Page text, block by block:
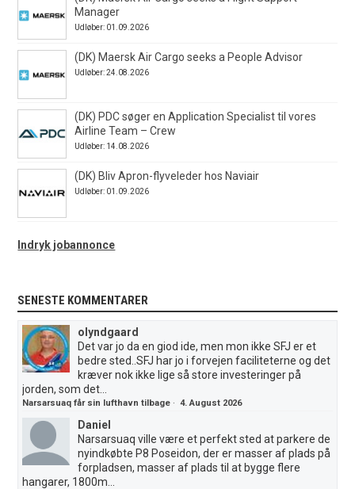
Manager
Udløber: 01.09.2026
(DK) Maersk Air Cargo seeks a People Advisor
Udløber: 24.08.2026
(DK) PDC søger en Application Specialist til vores
Airline Team – Crew
Udløber: 14.08.2026
(DK) Bliv Apron-flyveleder hos Naviair
Udløber: 01.09.2026
Indryk jobannonce
SENESTE KOMMENTARER
olyndgaard
Det var jo da en giod ide, men mon ikke SFJ er et
bedre sted..SFJ har jo i forvejen faciliteterne og det
kræver nok ikke lige så store investeringer på
jorden, som det...
Narsarsuaq får sin lufthavn tilbage ·4. August 2026
Daniel
Narsarsuaq ville være et perfekt sted at parkere de
nyindkøbte P8 Poseidon, der er masser af plads på
forpladsen, masser af plads til at bygge flere
hangarer, 1800m...